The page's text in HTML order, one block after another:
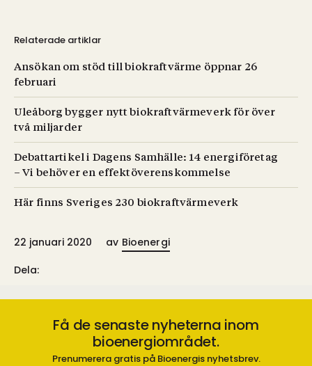
Relaterade artiklar
Ansökan om stöd till biokraftvärme öppnar 26
februari
Uleåborg bygger nytt biokraftvärmeverk för över
två miljarder
Debattartikel i Dagens Samhälle: 14 energiföretag
– Vi behöver en effektöverenskommelse
Här finns Sveriges 230 biokraftvärmeverk
22 januari 2020 av Bioenergi
Dela:
Få de senaste nyheterna inom
bioenergiområdet.
Prenumerera gratis på Bioenergis nyhetsbrev.